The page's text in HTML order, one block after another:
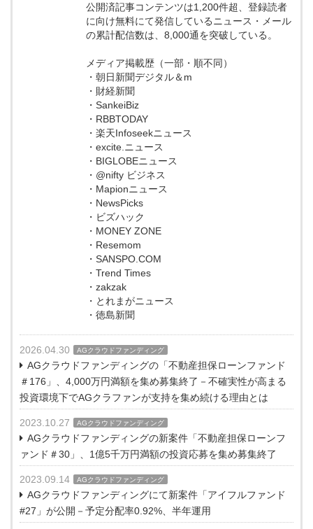
公開済記事コンテンツは1,200件超、登録読者
に向け無料にて発信しているニュース・メール
の累計配信数は、8,000通を突破している。
メディア掲載歴（一部・順不同）
・朝日新聞デジタル＆m
・財経新聞
・SankeiBiz
・RBBTODAY
・楽天Infoseekニュース
・excite.ニュース
・BIGLOBEニュース
・@nifty ビジネス
・Mapionニュース
・NewsPicks
・ビズハック
・MONEY ZONE
・Resemom
・SANSPO.COM
・Trend Times
・zakzak
・とれまがニュース
・徳島新聞
2026.04.30 AGクラウドファンディング
AGクラウドファンディングの「不動産担保ローンファンド
＃176」、4,000万円満額を集め募集終了－不確実性が高まる
投資環境下でAGクラファンが支持を集め続ける理由とは
2023.10.27 AGクラウドファンディング
AGクラウドファンディングの新案件「不動産担保ローンフ
ァンド＃30」、1億5千万円満額の投資応募を集め募集終了
2023.09.14 AGクラウドファンディング
AGクラウドファンディングにて新案件「アイフルファンド
#27」が公開－予定分配率0.92%、半年運用